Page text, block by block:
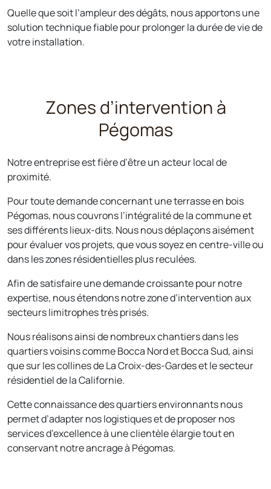
Quelle que soit l’ampleur des dégâts, nous apportons une
solution technique fiable pour prolonger la durée de vie de
votre installation.
Zones d’intervention à
Pégomas
Notre entreprise est fière d’être un acteur local de
proximité.
Pour toute demande concernant une terrasse en bois
Pégomas, nous couvrons l’intégralité de la commune et
ses différents lieux-dits. Nous nous déplaçons aisément
pour évaluer vos projets, que vous soyez en centre-ville ou
dans les zones résidentielles plus reculées.
Afin de satisfaire une demande croissante pour notre
expertise, nous étendons notre zone d’intervention aux
secteurs limitrophes très prisés.
Nous réalisons ainsi de nombreux chantiers dans les
quartiers voisins comme Bocca Nord et Bocca Sud, ainsi
que sur les collines de La Croix-des-Gardes et le secteur
résidentiel de la Californie.
Cette connaissance des quartiers environnants nous
permet d’adapter nos logistiques et de proposer nos
services d’excellence à une clientèle élargie tout en
conservant notre ancrage à Pégomas.